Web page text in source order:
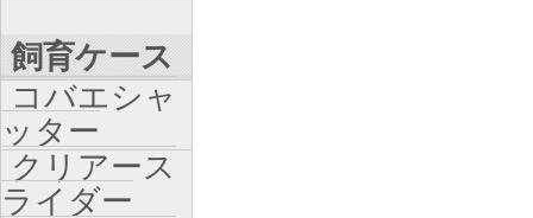
飼育ケース
コバエシャ
ッター
クリアース
ライダー